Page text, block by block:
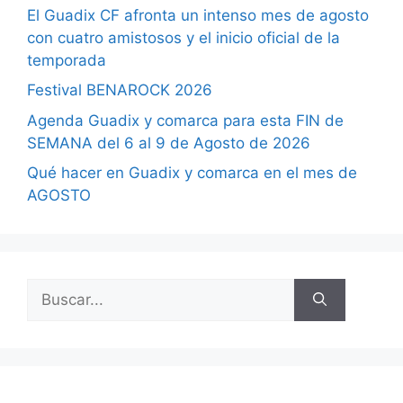
El Guadix CF afronta un intenso mes de agosto
con cuatro amistosos y el inicio oficial de la
temporada
Festival BENAROCK 2026
Agenda Guadix y comarca para esta FIN de
SEMANA del 6 al 9 de Agosto de 2026
Qué hacer en Guadix y comarca en el mes de
AGOSTO
Buscar: